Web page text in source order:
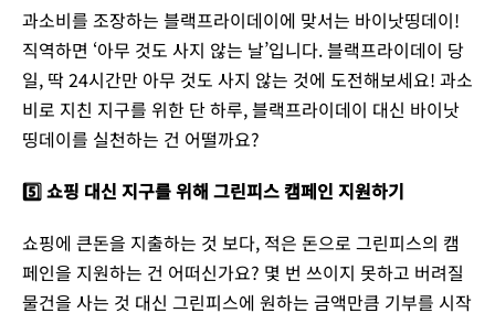
과소비를 조장하는 블랙프라이데이에 맞서는 바이낫띵데이!
직역하면 ‘아무 것도 사지 않는 날’입니다. 블랙프라이데이 당
일, 딱 24시간만 아무 것도 사지 않는 것에 도전해보세요! 과소
비로 지친 지구를 위한 단 하루, 블랙프라이데이 대신 바이낫
띵데이를 실천하는 건 어떨까요?
5️⃣ 쇼핑 대신 지구를 위해 그린피스 캠페인 지원하기
쇼핑에 큰돈을 지출하는 것 보다, 적은 돈으로 그린피스의 캠
페인을 지원하는 건 어떠신가요? 몇 번 쓰이지 못하고 버려질
물건을 사는 것 대신 그린피스에 원하는 금액만큼 기부를 시작